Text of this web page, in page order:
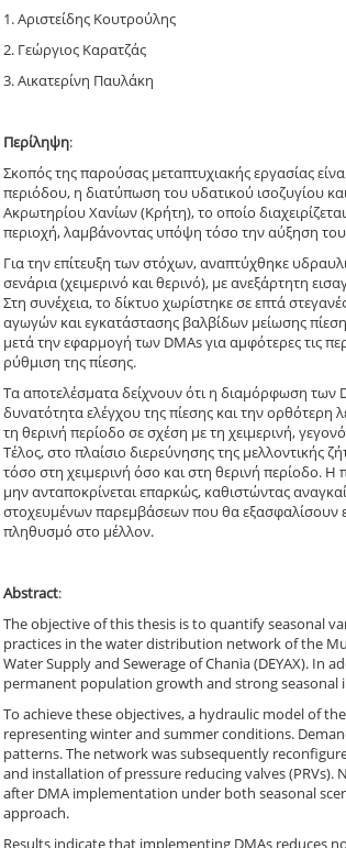
1. Αριστείδης Κουτρούλης
2. Γεώργιος Καρατζάς
3. Αικατερίνη Παυλάκη
Περίληψη:
Σκοπός της παρούσας μεταπτυχιακής εργασίας
περιόδου, η διατύπωση του υδατικού ισοζυγίου
Ακρωτηρίου Χανίων (Κρήτη), το οποίο
περιοχή, λαμβάνοντας υπόψη τόσο την αύξηση
Για την επίτευξη των στόχων, αναπτύχθηκε
σενάρια (χειμερινό και θερινό), με ανεξάρτητη
Στη συνέχεια, το δίκτυο χωρίστηκε σε επτά
αγωγών και εγκατάστασης βαλβίδων μείωσης
μετά την εφαρμογή των DMAs για αμφότερες τις
ρύθμιση της πίεσης.
Τα αποτελέσματα δείχνουν ότι η διαμόρφωση των
δυνατότητα ελέγχου της πίεσης και την ορθότερη
τη θερινή περίοδο σε σχέση με τη χειμερινή,
Τέλος, στο πλαίσιο διερεύνησης της
τόσο στη χειμερινή όσο και στη θερινή περίοδο. Η
μην ανταποκρίνεται επαρκώς, καθιστώντας
στοχευμένων παρεμβάσεων που θα εξασφαλίσουν
πληθυσμό στο μέλλον.
Abstract:
The objective of this thesis is to quantify seasonal
practices in the water distribution network of the
Water Supply and Sewerage of Chania (DEYAX).
permanent population growth and strong seasonal
To achieve these objectives, a hydraulic model of
representing winter and summer conditions.
patterns. The network was subsequently
and installation of pressure reducing valves
after DMA implementation under both seasonal
approach.
Results indicate that implementing DMAs reduces